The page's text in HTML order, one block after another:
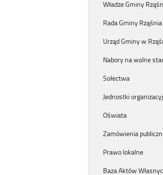
Władze Gminy
Rada Gminy Rząśnia
Urząd Gminy w
Nabory na wolne
Sołectwa
Jednostki
Oświata
Zamówienia
Prawo lokalne
Baza Aktów